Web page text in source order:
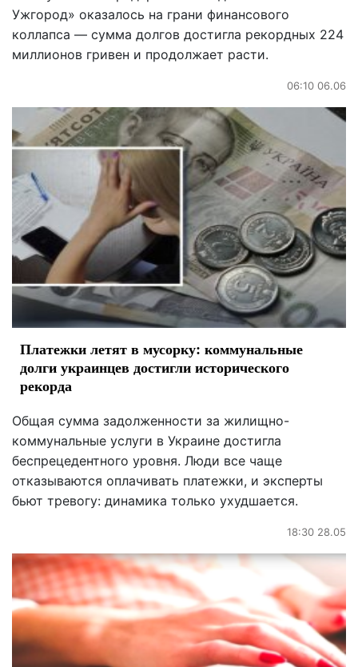
Ужгород» оказалось на грани финансового
коллапса — сумма долгов достигла рекордных 224
миллионов гривен и продолжает расти.
06:10 06.06
Платежки летят в мусорку: коммунальные
долги украинцев достигли исторического
рекорда
Общая сумма задолженности за жилищно-
коммунальные услуги в Украине достигла
беспрецедентного уровня. Люди все чаще
отказываются оплачивать платежки, и эксперты
бьют тревогу: динамика только ухудшается.
18:30 28.05